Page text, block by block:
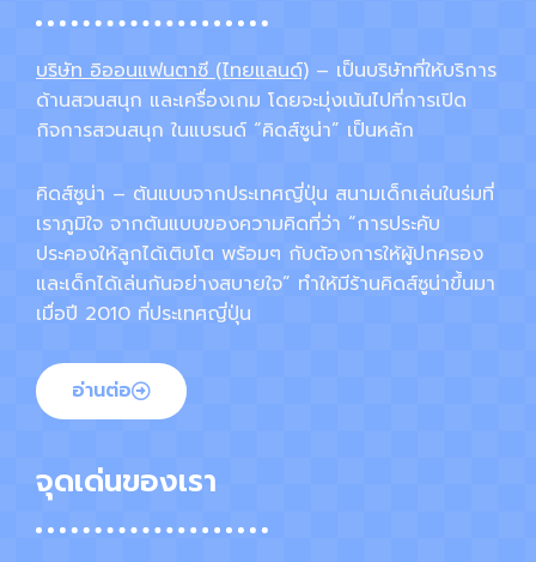
บริษัท อิออนแฟนตาซี (ไทยแลนด์) – เป็นบริษัทที่ให้บริการ
ด้านสวนสนุก และเครื่องเกม โดยจะมุ่งเน้นไปที่การเปิด
กิจการสวนสนุก ในแบรนด์ “คิดส์ซูน่า” เป็นหลัก
คิดส์ซูน่า – ต้นแบบจากประเทศญี่ปุ่น สนามเด็กเล่นในร่มที่
เราภูมิใจ จากต้นแบบของความคิดที่ว่า “การประคับ
ประคองให้ลูกได้เติบโต พร้อมๆ กับต้องการให้ผู้ปกครอง
และเด็กได้เล่นกันอย่างสบายใจ” ทำให้มีร้านคิดส์ซูน่าขึ้นมา
เมื่อปี 2010 ที่ประเทศญี่ปุ่น
อ่านต่อ
จุดเด่นของเรา